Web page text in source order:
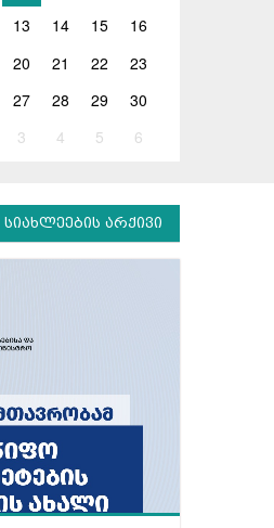
13 14 15
16
20 21 22
23
27 28 29
30
3 4 5 6
სიახლეების არქივი